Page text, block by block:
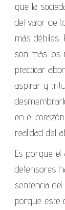
que la
del valor de
más débiles.
son más los
practicar
aspirar y
en el
realidad del
Es porque
defensores
sentencia
porque este